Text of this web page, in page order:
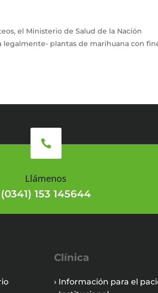
el Ministerio de Salud de la Nación
legalmente- plantas de marihuana con

Llámenos
(0341) 153 145644
Clínica
› Información para el